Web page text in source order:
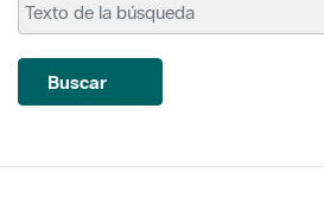
Buscar